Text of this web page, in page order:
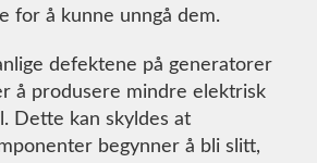
for å kunne unngå dem.
defektene på generatorer
å produsere mindre elektrisk
Dette kan skyldes at
begynner å bli slitt,